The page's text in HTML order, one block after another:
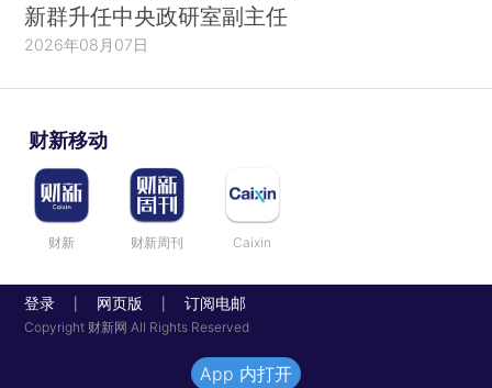
新群升任中央政研室副主任
2026年08月07日
财新移动
财新 财新周刊 Caixin
登录 网页版 订阅电邮
Copyright 财新网 All Rights Reserved
App 内打开